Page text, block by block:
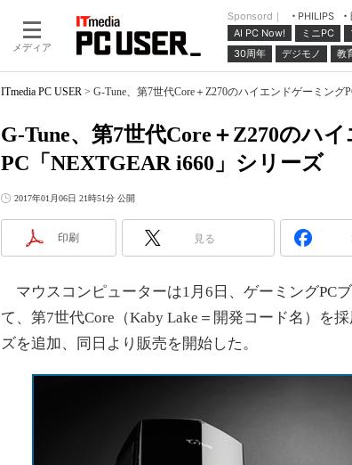
メディア
Sponsord｜ PHILIPS
AI PC Now!
ミニPC
30周年
デジモノ 教
ITmedia PC USER > G-Tune、第7世代Core＋Z270のハイエンドゲーミング
G-Tune、第7世代Core＋Z270のハ
PC「NEXTGEAR i660」シリーズ
2017年01月06日 21時51分 公開
印刷 見る
マウスコンピューターは1月6日、ゲーミングPC
て、第7世代Core（Kaby Lake＝開発コード名）を
ズを追加、同日より販売を開始した。